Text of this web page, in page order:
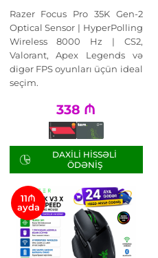
Razer Focus Pro 35K Gen-2
Optical Sensor | HyperPolling
Wireless 8000 Hz | CS2,
Valorant, Apex Legends və
digər FPS oyunları üçün ideal
seçim.
338 ₼
DAXILI HISSƏLI
ÖDƏNIŞ
11₼
ayda